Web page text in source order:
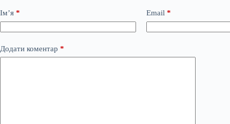
Ім’я * Email *
Додати коментар *